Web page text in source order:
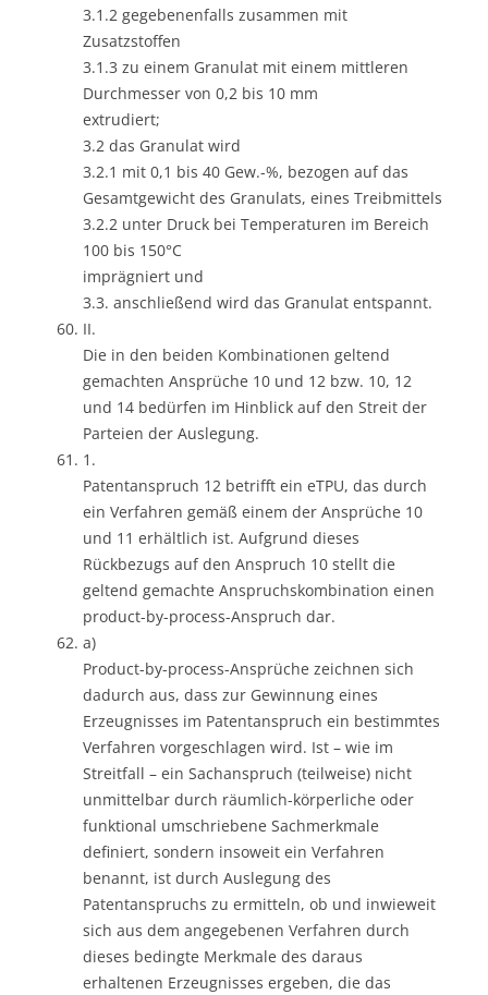
3.1.2 gegebenenfalls zusammen mit
Zusatzstoffen
3.1.3 zu einem Granulat mit einem mittleren
Durchmesser von 0,2 bis 10 mm
extrudiert;
3.2 das Granulat wird
3.2.1 mit 0,1 bis 40 Gew.-%, bezogen auf das
Gesamtgewicht des Granulats, eines Treibmittels
3.2.2 unter Druck bei Temperaturen im Bereich
100 bis 150°C
imprägniert und
3.3. anschließend wird das Granulat entspannt.
II.
Die in den beiden Kombinationen geltend
gemachten Ansprüche 10 und 12 bzw. 10, 12
und 14 bedürfen im Hinblick auf den Streit der
Parteien der Auslegung.
1.
Patentanspruch 12 betrifft ein eTPU, das durch
ein Verfahren gemäß einem der Ansprüche 10
und 11 erhältlich ist. Aufgrund dieses
Rückbezugs auf den Anspruch 10 stellt die
geltend gemachte Anspruchskombination einen
product-by-process-Anspruch dar.
a)
Product-by-process-Ansprüche zeichnen sich
dadurch aus, dass zur Gewinnung eines
Erzeugnisses im Patentanspruch ein bestimmtes
Verfahren vorgeschlagen wird. Ist – wie im
Streitfall – ein Sachanspruch (teilweise) nicht
unmittelbar durch räumlich-körperliche oder
funktional umschriebene Sachmerkmale
definiert, sondern insoweit ein Verfahren
benannt, ist durch Auslegung des
Patentanspruchs zu ermitteln, ob und inwieweit
sich aus dem angegebenen Verfahren durch
dieses bedingte Merkmale des daraus
erhaltenen Erzeugnisses ergeben, die das